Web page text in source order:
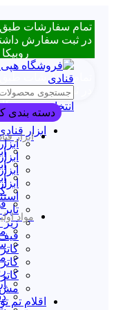
تمام سفارشات
تمام سفارشات
انتخاب دسته
ابزار
مش
اقلام تم
دسته بندی
ابزار
مواد